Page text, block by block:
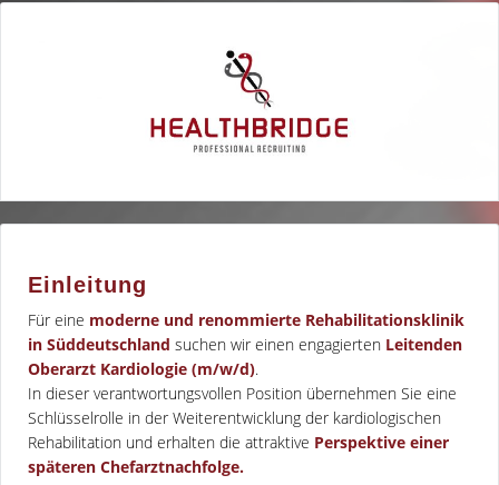
Einleitung
Für eine moderne und renommierte Rehabilitationsklinik
in Süddeutschland suchen wir einen engagierten Leitenden
Oberarzt Kardiologie (m/w/d).
In dieser verantwortungsvollen Position übernehmen Sie eine
Schlüsselrolle in der Weiterentwicklung der kardiologischen
Rehabilitation und erhalten die attraktive Perspektive einer
späteren Chefarztnachfolge.